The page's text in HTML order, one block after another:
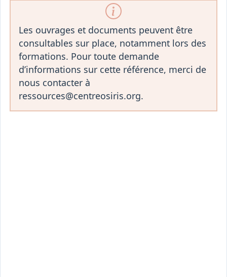
Les ouvrages et documents peuvent être
consultables sur place, notamment lors des
formations. Pour toute demande
d’informations sur cette référence, merci de
nous contacter à
ressources@centreosiris.org.